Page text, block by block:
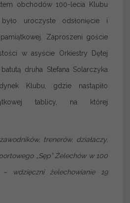
obchodów 100-lecia Klubu
było uroczyste odsłonięcie i
Zaproszeni goście
w asyście Orkiestry Dętej
druha Stefana Solarczyka
Klubu, gdzie nastąpiło
tablicy, na której
trenerów, działaczy,
„Sęp” Żelechów w 100
wdzięczni żelechowianie 19